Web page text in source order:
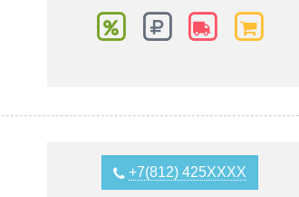
+7(812) 425XXXX